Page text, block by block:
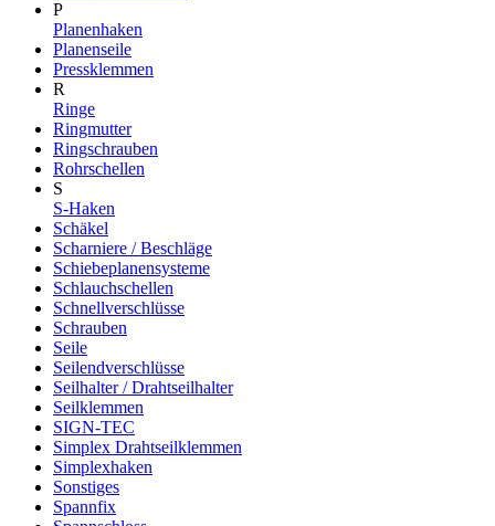
P
Planenhaken
Planenseile
Pressklemmen
R
Ringe
Ringmutter
Ringschrauben
Rohrschellen
S
S-Haken
Schäkel
Scharniere / Beschläge
Schiebeplanensysteme
Schlauchschellen
Schnellverschlüsse
Schrauben
Seile
Seilendverschlüsse
Seilhalter / Drahtseilhalter
Seilklemmen
SIGN-TEC
Simplex Drahtseilklemmen
Simplexhaken
Sonstiges
Spannfix